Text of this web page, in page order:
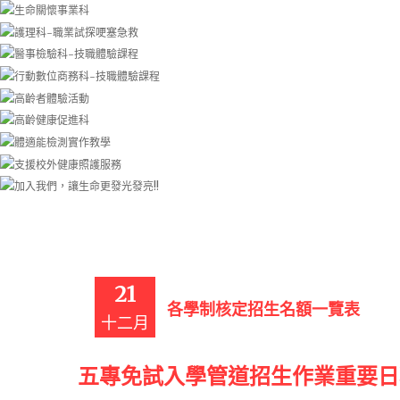
21
十二月
各學制核定招生名額一覽表
五專免試入學管道招生作業重要